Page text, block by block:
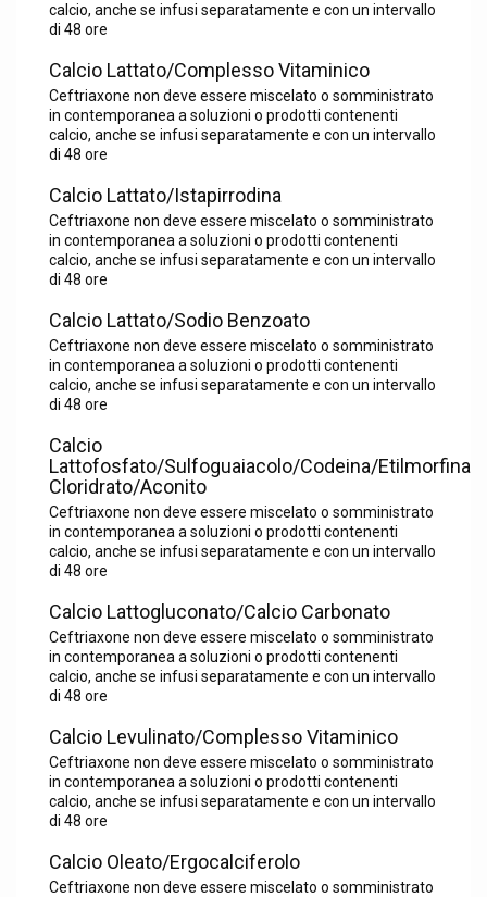
calcio, anche se infusi separatamente e con un intervallo
di 48 ore
Calcio Lattato/Complesso Vitaminico
Ceftriaxone non deve essere miscelato o somministrato
in contemporanea a soluzioni o prodotti contenenti
calcio, anche se infusi separatamente e con un intervallo
di 48 ore
Calcio Lattato/Istapirrodina
Ceftriaxone non deve essere miscelato o somministrato
in contemporanea a soluzioni o prodotti contenenti
calcio, anche se infusi separatamente e con un intervallo
di 48 ore
Calcio Lattato/Sodio Benzoato
Ceftriaxone non deve essere miscelato o somministrato
in contemporanea a soluzioni o prodotti contenenti
calcio, anche se infusi separatamente e con un intervallo
di 48 ore
Calcio
Lattofosfato/Sulfoguaiacolo/Codeina/Etilmorfina
Cloridrato/Aconito
Ceftriaxone non deve essere miscelato o somministrato
in contemporanea a soluzioni o prodotti contenenti
calcio, anche se infusi separatamente e con un intervallo
di 48 ore
Calcio Lattogluconato/Calcio Carbonato
Ceftriaxone non deve essere miscelato o somministrato
in contemporanea a soluzioni o prodotti contenenti
calcio, anche se infusi separatamente e con un intervallo
di 48 ore
Calcio Levulinato/Complesso Vitaminico
Ceftriaxone non deve essere miscelato o somministrato
in contemporanea a soluzioni o prodotti contenenti
calcio, anche se infusi separatamente e con un intervallo
di 48 ore
Calcio Oleato/Ergocalciferolo
Ceftriaxone non deve essere miscelato o somministrato